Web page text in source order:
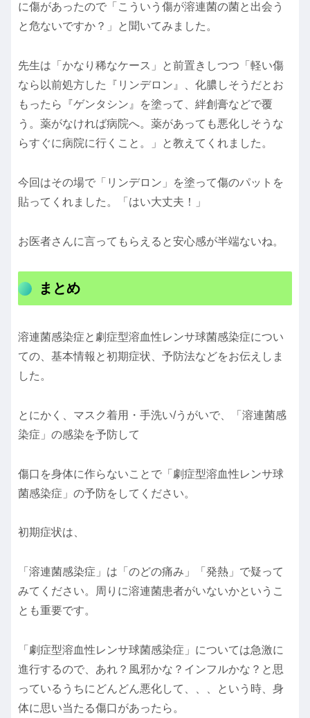
に傷があったので「こういう傷が溶連菌の菌と出会う
と危ないですか？」と聞いてみました。
先生は「かなり稀なケース」と前置きしつつ「軽い傷
なら以前処方した『リンデロン』、化膿しそうだとお
もったら『ゲンタシン』を塗って、絆創膏などで覆
う。薬がなければ病院へ。薬があっても悪化しそうな
らすぐに病院に行くこと。」と教えてくれました。
今回はその場で「リンデロン」を塗って傷のパットを
貼ってくれました。「はい大丈夫！」
お医者さんに言ってもらえると安心感が半端ないね。
まとめ
溶連菌感染症と劇症型溶血性レンサ球菌感染症につい
ての、基本情報と初期症状、予防法などをお伝えしま
した。
とにかく、マスク着用・手洗い/うがいで、「溶連菌感
染症」の感染を予防して
傷口を身体に作らないことで「劇症型溶血性レンサ球
菌感染症」の予防をしてください。
初期症状は、
「溶連菌感染症」は「のどの痛み」「発熱」で疑って
みてください。周りに溶連菌患者がいないかというこ
とも重要です。
「劇症型溶血性レンサ球菌感染症」については急激に
進行するので、あれ？風邪かな？インフルかな？と思
っているうちにどんどん悪化して、、、という時、身
体に思い当たる傷口があったら。